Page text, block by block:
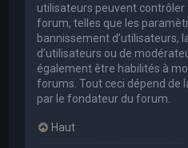
utilisateurs peuvent
forum, telles que les
bannissement d’utilisateurs,
d’utilisateurs ou de
également être habilités à
forums. Tout ceci dépend de
par le fondateur du forum.
Haut